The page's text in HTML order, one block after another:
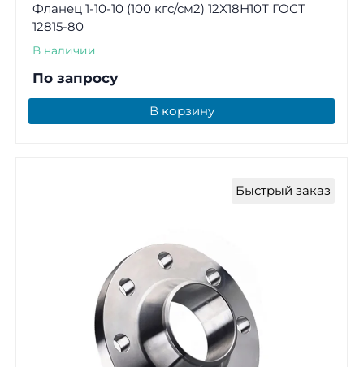
Фланец 1-10-10 (100 кгс/см2) 12Х18Н10Т ГОСТ
12815-80
В наличии
По запросу
В корзину
Быстрый заказ